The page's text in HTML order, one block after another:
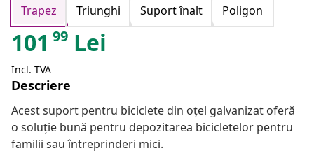
Trapez
Triunghi Suport înalt Poligon
101 99 Lei
Incl. TVA
Descriere
Acest suport pentru biciclete din oțel galvanizat oferă
o soluție bună pentru depozitarea bicicletelor pentru
familii sau întreprinderi mici.